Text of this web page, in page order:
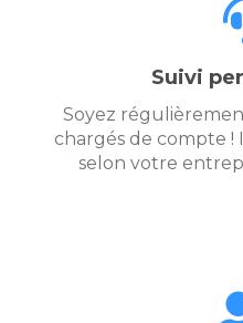
Suivi
Soyez
chargés de compte !
selon votre